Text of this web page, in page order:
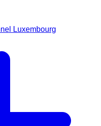
Luxembourg